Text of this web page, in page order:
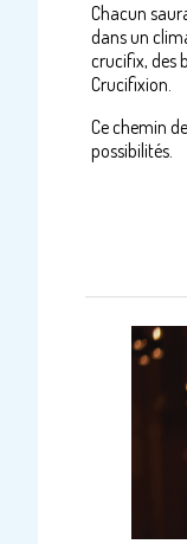
Chacun
dans un
crucifix, des
Crucifixion.
Ce chemin
possibilités.